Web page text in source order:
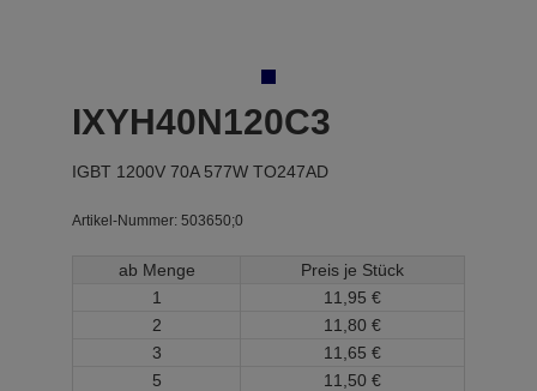
IXYH40N120C3
IGBT 1200V 70A 577W TO247AD
Artikel-Nummer: 503650;0
ab Menge
Preis je Stück
1
11, 95 €
2
11, 80 €
3
11, 65 €
5
11, 50 €